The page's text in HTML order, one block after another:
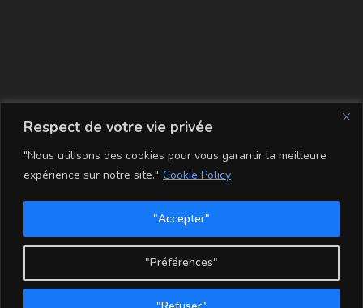
Respect de votre vie privée
"Nous utilisons des cookies pour vous garantir la meilleure
expérience sur notre site." Cookie Policy
"Préférences"
"Accepter"
La carte
Conditions Générales de Vente Mentions légales
Mon compte
Politique de Confidentialité et Cookie
Copyright - WordPress Theme by OceanWP